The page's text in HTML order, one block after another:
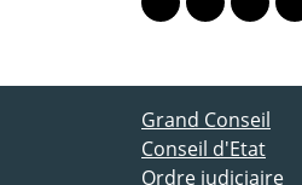
Lien vers le
Lien vers
Lien
ACCÈS DIRECT
Grand Conseil
Conseil d'Etat
Ordre judiciaire